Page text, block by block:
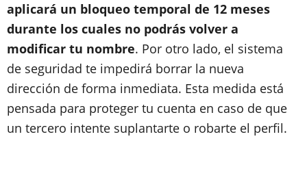
aplicará un bloqueo temporal de 12 meses
durante los cuales no podrás volver a
modificar tu nombre. Por otro lado, el sistema
de seguridad te impedirá borrar la nueva
dirección de forma inmediata. Esta medida está
pensada para proteger tu cuenta en caso de que
un tercero intente suplantarte o robarte el perfil.